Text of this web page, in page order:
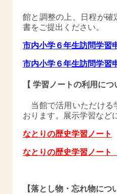
館と調整の上、日程が確
書をご提出ください。
市内小学６年生訪問学習
市内小学６年生訪問学習
【 学習ノートの利用につ
当館で活用いただける
おります。展示学習など
なとりの歴史学習ノート
なとりの歴史学習ノート
【落とし物・忘れ物につ